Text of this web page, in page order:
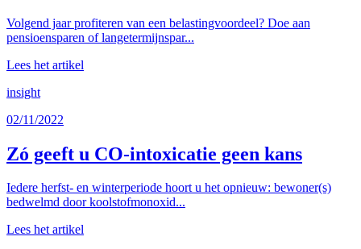
Volgend jaar profiteren van een belastingvoordeel? Doe aan
pensioensparen of langetermijnspar...
Lees het artikel
insight
02/11/2022
Zó geeft u CO-intoxicatie geen kans
Iedere herfst- en winterperiode hoort u het opnieuw: bewoner(s)
bedwelmd door koolstofmonoxid...
Lees het artikel